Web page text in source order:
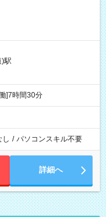
駅
]7時間30分
し / パソコンスキル不要
詳細へ